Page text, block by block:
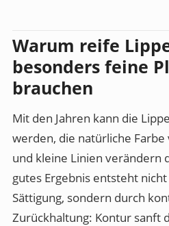
Warum reife
besonders feine
brauchen
Mit den Jahren kann die
werden, die natürliche
und kleine Linien verändern
gutes Ergebnis entsteht
Sättigung, sondern durch
Zurückhaltung: Kontur sanft